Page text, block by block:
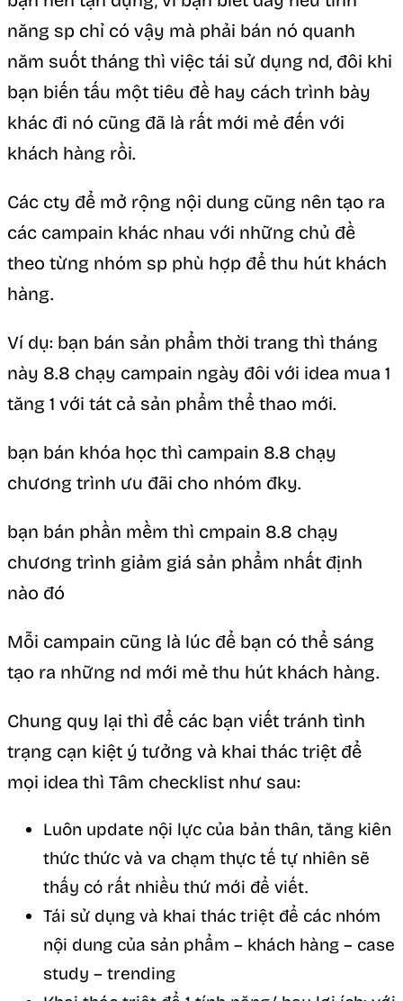
năng sp chỉ có vậy mà phải bán nó quanh
năm suốt tháng thì việc tái sử dụng nd, đôi khi
bạn biến tấu một tiêu đề hay cách trình bày
khác đi nó cũng đã là rất mới mẻ đến với
khách hàng rồi.
Các cty để mở rộng nội dung cũng nên tạo ra
các campain khác nhau với những chủ đề
theo từng nhóm sp phù hợp để thu hút khách
hàng.
Ví dụ: bạn bán sản phẩm thời trang thì tháng
này 8.8 chạy campain ngày đôi với idea mua 1
tăng 1 với tát cả sản phẩm thể thao mới.
bạn bán khóa học thì campain 8.8 chạy
chương trình ưu đãi cho nhóm đky.
bạn bán phần mềm thì cmpain 8.8 chạy
chương trình giảm giá sản phẩm nhất định
nào đó
Mỗi campain cũng là lúc để bạn có thể sáng
tạo ra những nd mới mẻ thu hút khách hàng.
Chung quy lại thì để các bạn viết tránh tình
trạng cạn kiệt ý tưởng và khai thác triệt để
mọi idea thì Tâm checklist như sau:
Luôn update nội lực của bản thân, tăng kiên
thức thức và va chạm thực tế tự nhiên sẽ
thấy có rất nhiều thứ mới để viết.
Tái sử dụng và khai thác triệt để các nhóm
nội dung của sản phẩm – khách hàng – case
study – trending